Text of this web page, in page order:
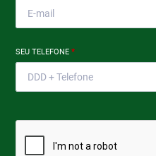
SEU TELEFONE*